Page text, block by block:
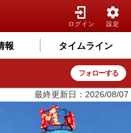
ログイン 設定
報 タイムライン
フォローする
最終更新日：2026/08/07